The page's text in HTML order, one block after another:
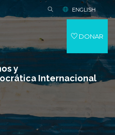
y
Internacional
ENGLISH
DONAR